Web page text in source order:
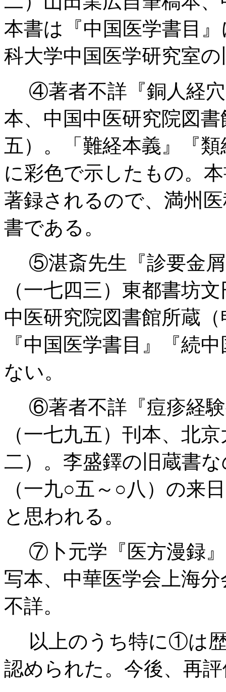
本書は『中国医学書目
科大学中国医学研究室
④著者不詳『銅人経穴
本、中国中医研究院図
五）。「難経本義』『
に彩色で示したもの。
著録されるので、満州
書である。
⑤湛斎先生『診要金屑
（一七四三）東都書坊
中医研究院図書館所蔵
『中国医学書目』『続
ない。
⑥著者不詳『痘疹経験
（一七九五）刊本、北
二）。李盛鐸の旧蔵書
（一九○五～○八）の来
と思われる。
⑦卜元学『医方漫録』
写本、中華医学会上海
不詳。
以上のうち特に①は
認められた。今後、再